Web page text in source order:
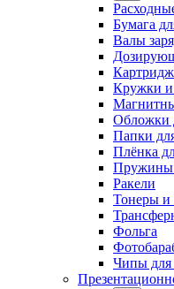
Бумага
Валы
Кружки и
Обложки
Папки
Плёнка
Пружины
Ракели
Тонеры и
Фольга
Чипы для